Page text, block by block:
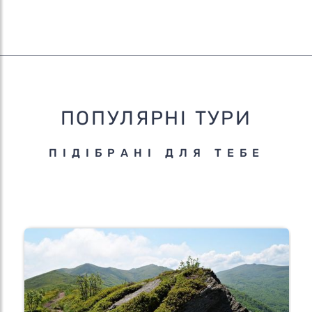
ПОПУЛЯРНІ ТУРИ
ПІДІБРАНІ ДЛЯ ТЕБЕ